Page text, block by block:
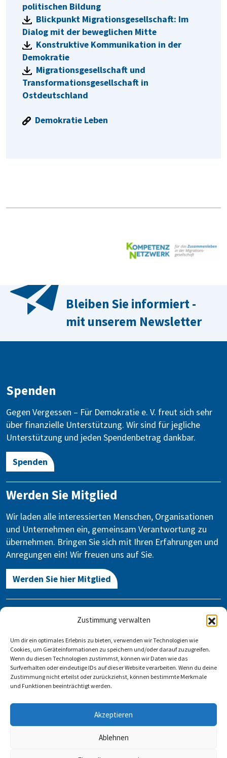
Zustimmung verwalten
Um dir ein optimales Erlebnis zu bieten, verwenden wir Technologien wie
Cookies, um Geräteinformationen zu speichern und/oder darauf zuzugreifen.
Wenn du diesen Technologien zustimmst, können wir Daten wie das
Surfverhalten oder eindeutige IDs auf dieser Website verarbeiten. Wenn du deine
Zustimmung nicht erteilst oder zurückziehst, können bestimmte Merkmale
und Funktionen beeinträchtigt werden.
Akzeptieren
Ablehnen
politischen Bildung
Blickpunkt Migrationsgesellschaft: Im
Dialog mit der beweglichen Mitte
Konstruktive Kommunikation in der
Demokratie
Migrationsgesellschaft und
Transformationsgesellschaft in
Ostdeutschland
Demokratie Leben
Bleiben Sie informiert -
mit unserem Newsletter
Spenden
Gegen Vergessen – Für Demokratie e. V. freut sich sehr
über finanzielle Unterstützung. Wir sind für jegliche
Unterstützung und jeden Spendenbetrag dankbar.
Spenden
Werden Sie Mitglied
Wir laden alle interessierten Menschen, Organisationen
und Unternehmen ein, gemeinsam Verantwortung zu
übernehmen. Bringen Sie sich mit Ihren Erfahrungen und
Anregungen ein! Wir freuen uns auf Sie.
Werden Sie hier Mitglied
Kontakt
Stauffenbergstraße 13-14
10785 Berlin
info@gegen-vergessen.de
Kontakt